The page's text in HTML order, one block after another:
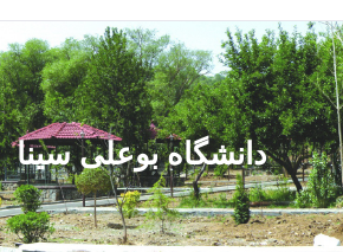
Home
دانشگاه بوعلی سینا